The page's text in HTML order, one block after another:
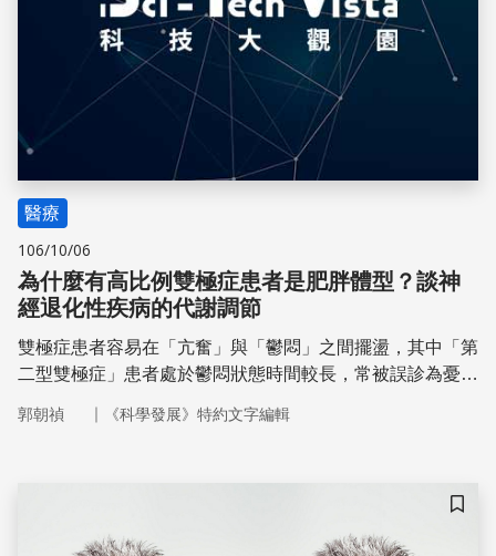
醫療
106/10/06
為什麼有高比例雙極症患者是肥胖體型？談神
經退化性疾病的代謝調節
雙極症患者容易在「亢奮」與「鬱悶」之間擺盪，其中「第
二型雙極症」患者處於鬱悶狀態時間較長，常被誤診為憂鬱
礙指標？在未來，血液中神經滋養因子（BDNF）的濃度高
郭朝禎 ｜ 《科學發展》特約文字編輯
儲存